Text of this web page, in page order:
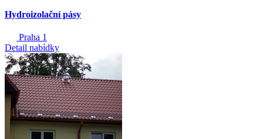
Hydroizolační pásy
Praha 1
Detail nabídky